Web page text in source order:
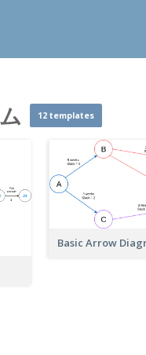
12 templates
Basic Arrow